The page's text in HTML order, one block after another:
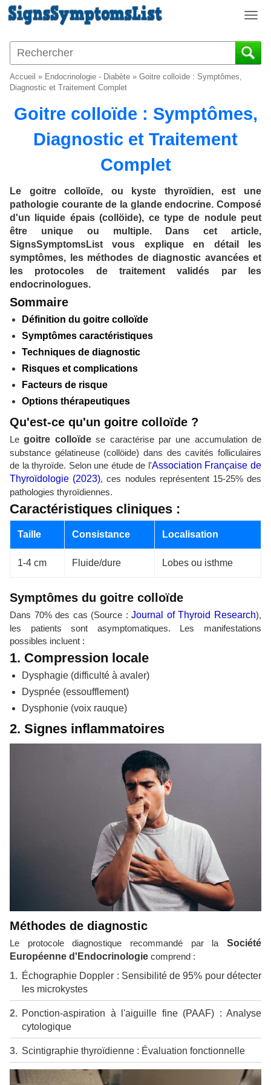
T
g
g
a
v
i
o
n
Accueil » Endocrinologie - Diabète » Goitre colloïde : Symptômes,
Diagnostic et Traitement Complet
Goitre colloïde : Symptômes,
Diagnostic et Traitement
Complet
Le goitre colloïde, ou kyste thyroïdien, est une
pathologie courante de la glande endocrine. Composé
d'un liquide épais (collöide), ce type de nodule peut
être unique ou multiple. Dans cet article,
SignsSymptomsList vous explique en détail les
symptômes, les méthodes de diagnostic avancées et
les protocoles de traitement validés par les
endocrinologues.
Sommaire
Définition du goitre colloïde
Symptômes caractéristiques
Techniques de diagnostic
Risques et complications
Facteurs de risque
Options thérapeutiques
Qu'est-ce qu'un goitre colloïde ?
Legoitre colloïdese caractérise par une accumulation de
substance gélatineuse (collöide) dans des cavités folliculaires
de la thyroïde. Selon une étude de l'Association Française de
Thyroïdologie (2023), ces nodules représentent 15-25% des
pathologies thyroïdiennes.
Caractéristiques cliniques :
Taille Consistance Localisation
1-4 cm Fluide/dure Lobes ou isthme
Symptômes du goitre colloïde
Dans 70% des cas (Source :Journal of Thyroid Research),
les patients sont asymptomatiques. Les manifestations
possibles incluent :
1. Compression locale
Dysphagie (difficulté à avaler)
Dyspnée (essoufflement)
Dysphonie (voix rauque)
2. Signes inflammatoires
Méthodes de diagnostic
Le protocole diagnostique recommandé par la Société
Européenne d'Endocrinologie comprend :
Échographie Doppler : Sensibilité de 95% pour détecter
les microkystes
Ponction-aspiration à l'aiguille fine (PAAF) : Analyse
cytologique
Scintigraphie thyroïdienne : Évaluation fonctionnelle